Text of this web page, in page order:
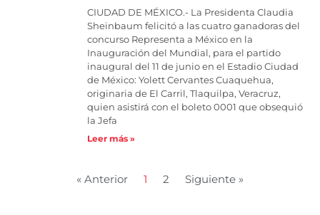
CIUDAD DE MÉXICO.- La Presidenta Claudia
Sheinbaum felicitó a las cuatro ganadoras del
concurso Representa a México en la
Inauguración del Mundial, para el partido
inaugural del 11 de junio en el Estadio Ciudad
de México: Yolett Cervantes Cuaquehua,
originaria de El Carril, Tlaquilpa, Veracruz,
quien asistirá con el boleto 0001 que obsequió
la Jefa
Leer más »
« Anterior 1 2 Siguiente »